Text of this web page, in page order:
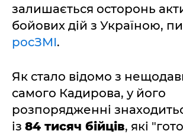
залишається осторонь
бойових дій з Україною,
росЗМІ.
Як стало відомо з
самого Кадирова, у його
розпорядженні
із 84 тисяч бійців, які